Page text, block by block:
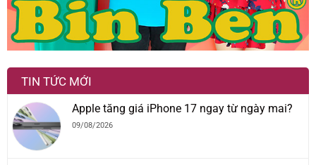
TIN TỨC MỚI
Apple tăng giá iPhone 17 ngay từ ngày mai?
09/08/2026